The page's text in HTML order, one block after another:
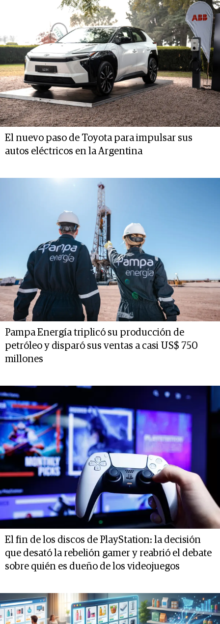
El nuevo paso de Toyota para impulsar sus
autos eléctricos en la Argentina
Pampa Energía triplicó su producción de
petróleo y disparó sus ventas a casi US$ 750
millones
El fin de los discos de PlayStation: la decisión
que desató la rebelión gamer y reabrió el debate
sobre quién es dueño de los videojuegos